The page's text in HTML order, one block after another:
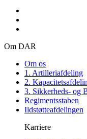
Om DAR
Om os
1. Artilleriafdeling
2.
3. Sikkerheds- og
Regimentsstaben
Ildstøtteafdelingen
Karriere